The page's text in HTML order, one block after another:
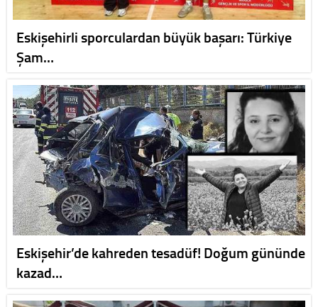
Eskişehirli sporculardan büyük başarı: Türkiye
Şam…
Eskişehir’de kahreden tesadüf! Doğum gününde
kazad…